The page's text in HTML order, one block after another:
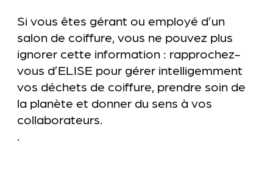
Si vous êtes gérant ou employé d’un
salon de coiffure, vous ne pouvez plus
ignorer cette information : rapprochez-
vous d’ELISE pour gérer intelligemment
vos déchets de coiffure, prendre soin de
la planète et donner du sens à vos
collaborateurs.
.